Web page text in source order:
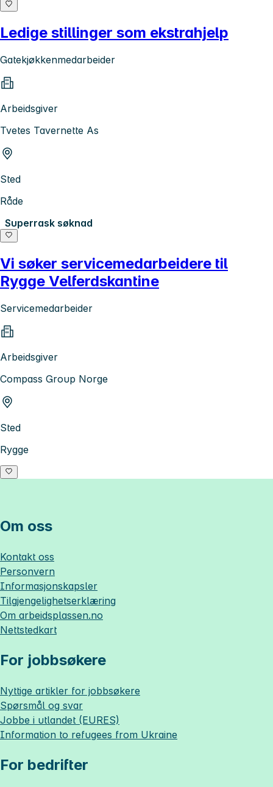
Ledige stillinger som ekstrahjelp
Gatekjøkkenmedarbeider
Arbeidsgiver
Tvetes Tavernette As
Sted
Råde
Superrask søknad
Vi søker servicemedarbeidere til
Rygge Velferdskantine
Servicemedarbeider
Arbeidsgiver
Compass Group Norge
Sted
Rygge
Om oss
Kontakt oss
Personvern
Informasjonskapsler
Tilgjengelighetserklæring
Om arbeidsplassen.no
Nettstedkart
For jobbsøkere
Nyttige artikler for jobbsøkere
Spørsmål og svar
Jobbe i utlandet (EURES)
Information to refugees from Ukraine
For bedrifter